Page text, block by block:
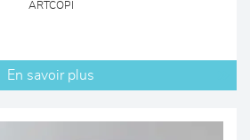
ARTCOPI
En savoir plus